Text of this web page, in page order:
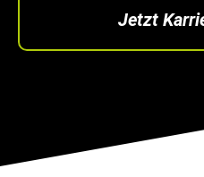
Jetzt